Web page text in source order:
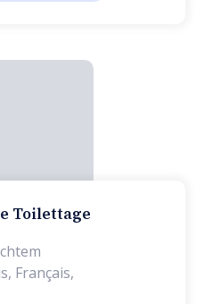
Toilettage
Français,